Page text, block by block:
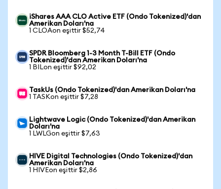
iShares AAA CLO Active ETF (Ondo Tokenized)'dan
Amerikan Doları'na
1 CLOAon eşittir $52,74
SPDR Bloomberg 1-3 Month T-Bill ETF (Ondo
Tokenized)'dan Amerikan Doları'na
1 BILon eşittir $92,02
TaskUs (Ondo Tokenized)'dan Amerikan Doları'na
1 TASKon eşittir $7,28
Lightwave Logic (Ondo Tokenized)'dan Amerikan
Doları'na
1 LWLGon eşittir $7,63
HIVE Digital Technologies (Ondo Tokenized)'dan
Amerikan Doları'na
1 HIVEon eşittir $2,86